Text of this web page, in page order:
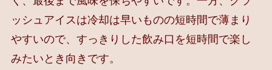
ッシュアイスは冷却は早いものの短時間で薄まり
やすいので、すっきりした飲み口を短時間で楽し
みたいとき向きです。